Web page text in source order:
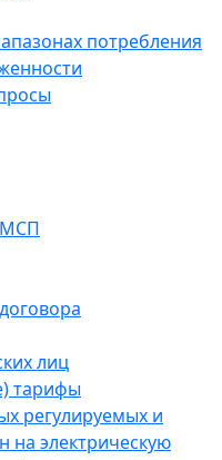
потребления
МСП
лиц
тарифы
регулируемых и
на электрическую